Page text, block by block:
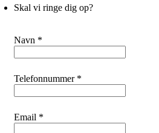
Skal vi ringe dig op?
Navn *
Telefonnummer *
Email *